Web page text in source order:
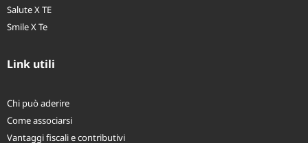
Salute X TE
Smile X Te
Link utili
Chi può aderire
Come associarsi
Vantaggi fiscali e contributivi